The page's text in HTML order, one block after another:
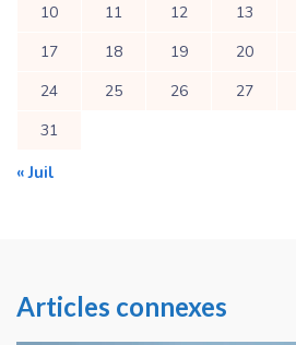
10
11 12 13
17
18 19 20
24
25 26 27
31
« Juil
Articles connexes